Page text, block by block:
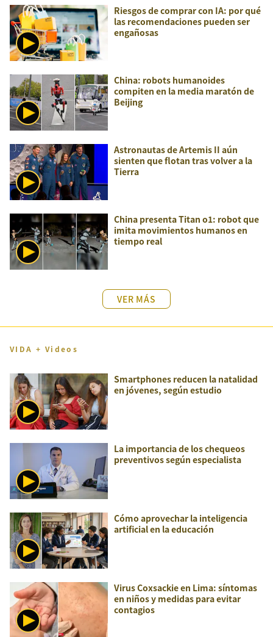
Riesgos de comprar con IA: por qué
las recomendaciones pueden ser
engañosas
China: robots humanoides
compiten en la media maratón de
Beijing
Astronautas de Artemis II aún
sienten que flotan tras volver a la
Tierra
China presenta Titan o1: robot que
imita movimientos humanos en
tiempo real
VER MÁS
VIDA + Videos
Smartphones reducen la natalidad
en jóvenes, según estudio
La importancia de los chequeos
preventivos según especialista
Cómo aprovechar la inteligencia
artificial en la educación
Virus Coxsackie en Lima: síntomas
en niños y medidas para evitar
contagios